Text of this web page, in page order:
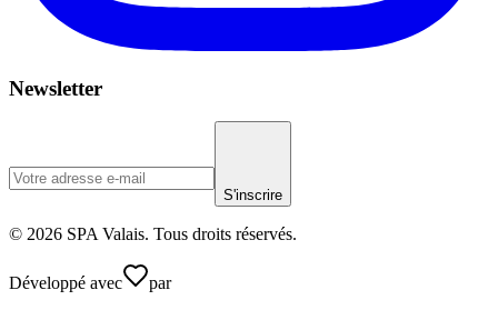
Newsletter
S'inscrire
© 2026 SPA Valais. Tous droits réservés.
Développé avec par